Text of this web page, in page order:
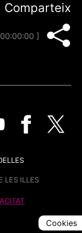
Comparteix
00:00:00 ]
LES ILLES
Cookies